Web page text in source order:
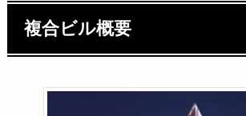
複合ビル概要